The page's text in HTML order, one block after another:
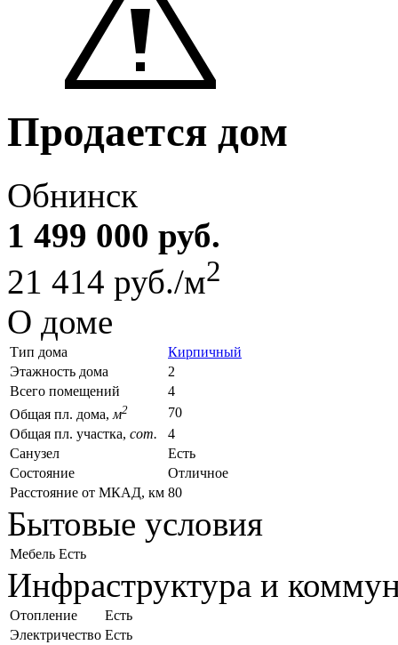
Продается дом
Обнинск
1 499 000 руб.
21 414 руб./м2
О доме
Тип дома
Кирпичный
Этажность дома
2
Всего помещений
4
Общая пл. дома, м2
70
Общая пл. участка, сот.
4
Санузел
Есть
Состояние
Отличное
Расстояние от МКАД, км 80
Бытовые условия
Мебель Есть
Инфраструктура и
Отопление
Есть
Электричество Есть